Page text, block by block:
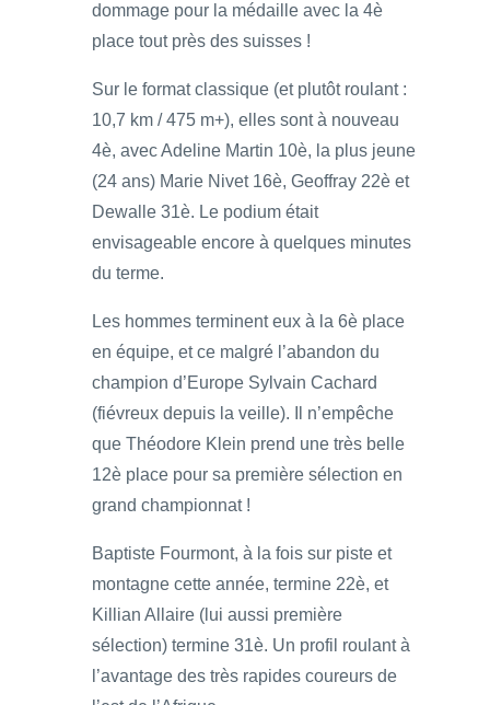
dommage pour la médaille avec la 4è
place tout près des suisses !
Sur le format classique (et plutôt roulant :
10,7 km / 475 m+), elles sont à nouveau
4è, avec Adeline Martin 10è, la plus jeune
(24 ans) Marie Nivet 16è, Geoffray 22è et
Dewalle 31è. Le podium était
envisageable encore à quelques minutes
du terme.
Les hommes terminent eux à la 6è place
en équipe, et ce malgré l’abandon du
champion d’Europe Sylvain Cachard
(fiévreux depuis la veille). Il n’empêche
que Théodore Klein prend une très belle
12è place pour sa première sélection en
grand championnat !
Baptiste Fourmont, à la fois sur piste et
montagne cette année, termine 22è, et
Killian Allaire (lui aussi première
sélection) termine 31è. Un profil roulant à
l’avantage des très rapides coureurs de